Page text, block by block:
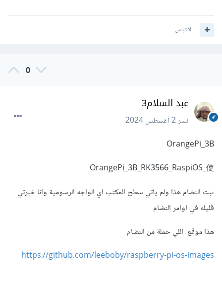
اقتباس
0
عبد السلام3
نشر2 أغسطس 2024
OrangePi_3B
OrangePi_3B_RK3566_RaspiOS_使
ثبت النضام هذا ولم ياتي سطح المكتب اي الواجه الرسومية وانا خبرتي
قليله في اوامر النضام
هذا موقع اللي حملة من النضام
https://github.com/leeboby/raspberry-pi-os-images